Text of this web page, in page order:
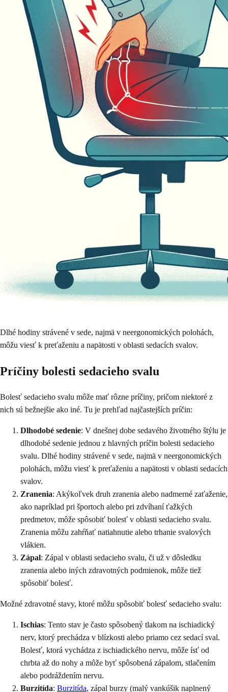
Dlhé hodiny strávené v sede, najmä v neergonomických polohách,
môžu viesť k preťaženiu a napätosti v oblasti sedacích svalov.
Príčiny bolesti sedacieho svalu
Bolesť sedacieho svalu môže mať rôzne príčiny, pričom niektoré z
nich sú bežnejšie ako iné. Tu je prehľad najčastejších príčin:
Dlhodobé sedenie: V dnešnej dobe sedavého životného štýlu je
dlhodobé sedenie jednou z hlavných príčin bolesti sedacieho
svalu. Dlhé hodiny strávené v sede, najmä v neergonomických
polohách, môžu viesť k preťaženiu a napätosti v oblasti sedacích
svalov.
Zranenia: Akýkoľvek druh zranenia alebo nadmerné zaťaženie,
ako napríklad pri športoch alebo pri zdvíhaní ťažkých
predmetov, môže spôsobiť bolesť v oblasti sedacieho svalu.
Zranenia môžu zahŕňať natiahnutie alebo trhanie svalových
vlákien.
Zápal: Zápal v oblasti sedacieho svalu, či už v dôsledku
zranenia alebo iných zdravotných podmienok, môže tiež
spôsobiť bolesť.
Možné zdravotné stavy, ktoré môžu spôsobiť bolesť sedacieho svalu:
Ischias: Tento stav je často spôsobený tlakom na ischiadický
nerv, ktorý prechádza v blízkosti alebo priamo cez sedací sval.
Bolesť, ktorá vychádza z ischiadického nervu, môže ísť od
chrbta až do nohy a môže byť spôsobená zápalom, stlačením
alebo podráždením nervu.
Burzitída: Burzitída, zápal burzy (malý vankúšik naplnený